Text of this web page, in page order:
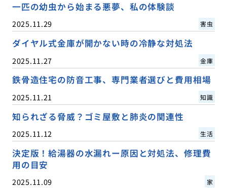
一匹の幼虫から始まる悪夢、私の体験談
2025.11.29 害虫
ダイヤル式金庫が開かない時の冷静な対処法
2025.11.27 金庫
鉄骨造住宅の防音工事、専門業者選びと費用相場
2025.11.21 知識
知られざる脅威？ゴミ屋敷と肺炎の関連性
2025.11.12 生活
決定版！給湯器の水漏れー原因と対処法、修理費
用の目安
2025.11.09 家